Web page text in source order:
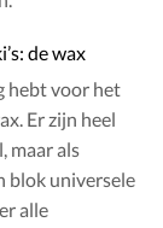
de wax
hebt voor het
Er zijn heel
maar als
blok universele
alle